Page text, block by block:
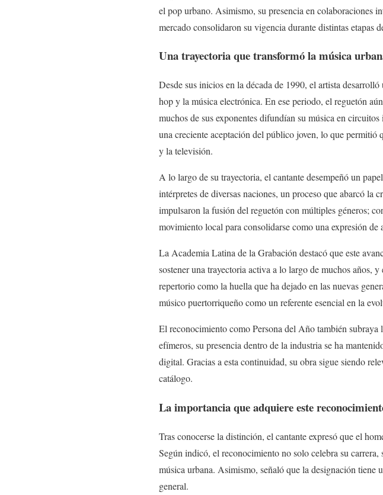
el pop urbano. Asimismo, su presencia en colaboraciones
mercado consolidaron su vigencia durante distintas etapas
Una trayectoria que transformó la música
Desde sus inicios en la década de 1990, el artista
hop y la música electrónica. En ese periodo, el reguetón
muchos de sus exponentes difundían su música en
una creciente aceptación del público joven, lo que permitió
y la televisión.
A lo largo de su trayectoria, el cantante desempeñó un
intérpretes de diversas naciones, un proceso que abarcó la
impulsaron la fusión del reguetón con múltiples géneros;
movimiento local para consolidarse como una expresión de
La Academia Latina de la Grabación destacó que este
sostener una trayectoria activa a lo largo de muchos años,
repertorio como la huella que ha dejado en las nuevas
músico puertorriqueño como un referente esencial en la
El reconocimiento como Persona del Año también
efímeros, su presencia dentro de la industria se ha
digital. Gracias a esta continuidad, su obra sigue siendo
catálogo.
La importancia que adquiere este
Tras conocerse la distinción, el cantante expresó que el
Según indicó, el reconocimiento no solo celebra su
música urbana. Asimismo, señaló que la designación
general.